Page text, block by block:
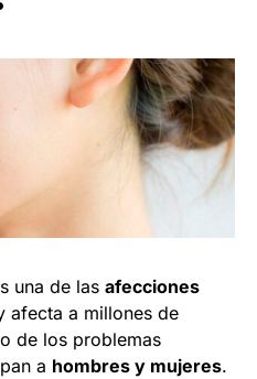
una de las afecciones
afecta a millones de
de los problemas
a hombres y mujeres.